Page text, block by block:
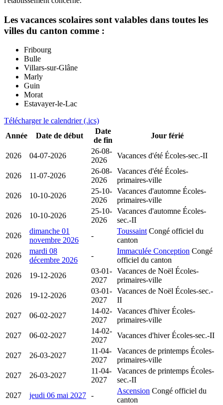
Les vacances scolaires sont valables dans toutes les
villes du canton comme :
Fribourg
Bulle
Villars-sur-Glâne
Marly
Guin
Morat
Estavayer-le-Lac
Télécharger le calendrier (.ics)
Année
Date de début
Date
de fin
Jour férié
2026 04-07-2026
26-08-
2026
Vacances d'été Écoles-sec.-II
2026 11-07-2026
26-08-
2026
Vacances d'été Écoles-
primaires-ville
2026
10-10-2026
25-10-
2026
Vacances d'automne Écoles-
primaires-ville
2026
10-10-2026
25-10-
2026
Vacances d'automne Écoles-
sec.-II
2026
dimanche 01
novembre 2026
-
Toussaint Congé officiel du
canton
2026
mardi 08
décembre 2026
-
Immaculée Conception Congé
officiel du canton
2026
19-12-2026
03-01-
2027
Vacances de Noël Écoles-
primaires-ville
2026
19-12-2026
03-01-
2027
Vacances de Noël Écoles-sec.-
II
2027
06-02-2027
14-02-
2027
Vacances d'hiverÉcoles-
primaires-ville
2027
06-02-2027
14-02-
2027
Vacances d'hiverÉcoles-sec.-II
2027 26-03-2027
11-04-
2027
Vacances de printemps Écoles-
primaires-ville
2027
26-03-2027
11-04-
2027
Vacances de printemps Écoles-
sec.-II
2027
jeudi 06 mai 2027 -
Ascension Congé officiel du
canton